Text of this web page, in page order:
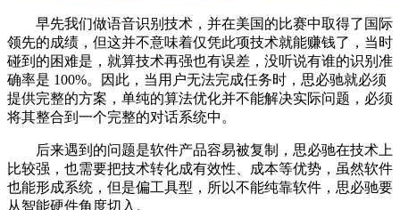
早先我们做语音识别技术，并在美国的比赛中取得了国际
领先的成绩，但这并不意味着仅凭此项技术就能赚钱了，当时
碰到的困难是，就算技术再强也有误差，没听说有谁的识别准
确率是 100%。因此，当用户无法完成任务时，思必驰就必须
提供完整的方案，单纯的算法优化并不能解决实际问题，必须
将其整合到一个完整的对话系统中。
后来遇到的问题是软件产品容易被复制，思必驰在技术上
比较强，也需要把技术转化成有效性、成本等优势，虽然软件
也能形成系统，但是偏工具型，所以不能纯靠软件，思必驰要
从智能硬件角度切入。